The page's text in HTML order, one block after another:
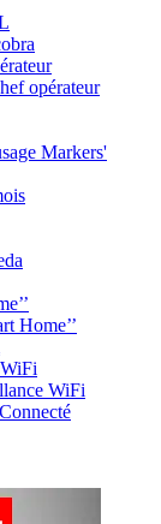
opérateur
Markers'
Home’’
WiFi